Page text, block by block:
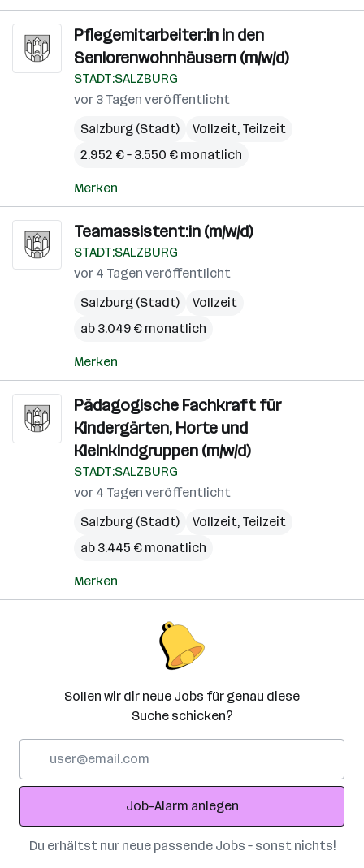
Pflegemitarbeiter:in in den
Seniorenwohnhäusern (m/w/d)
STADT:SALZBURG
vor 3 Tagen veröffentlicht
Salzburg (Stadt)
Vollzeit, Teilzeit
2.952 € – 3.550 € monatlich
Merken
Teamassistent:in (m/w/d)
STADT:SALZBURG
vor 4 Tagen veröffentlicht
Salzburg (Stadt)
Vollzeit
ab 3.049 € monatlich
Merken
Pädagogische Fachkraft für
Kindergärten, Horte und
Kleinkindgruppen (m/w/d)
STADT:SALZBURG
vor 4 Tagen veröffentlicht
Salzburg (Stadt)
Vollzeit, Teilzeit
ab 3.445 € monatlich
Merken
Sollen wir dir neue Jobs für genau diese
Suche schicken?
Adresse
Job-Alarm anlegen
Du erhältst nur neue passende Jobs – sonst nichts!